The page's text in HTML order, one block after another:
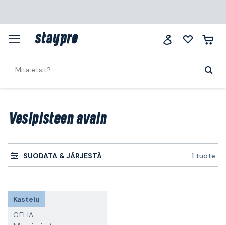
Vesipisteen avain
SUODATA & JÄRJESTÄ 1 tuote
Kastelu
GELIA